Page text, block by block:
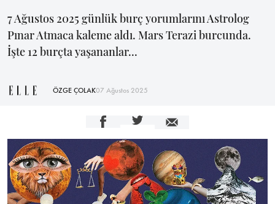
7 Ağustos 2025 günlük burç yorumlarını Astrolog
Pınar Atmaca kaleme aldı. Mars Terazi burcunda.
İşte 12 burçta yaşananlar...
ÖZGE ÇOLAK07 Ağustos 2025